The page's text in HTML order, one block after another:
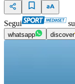
Segui su
whatsapp discover